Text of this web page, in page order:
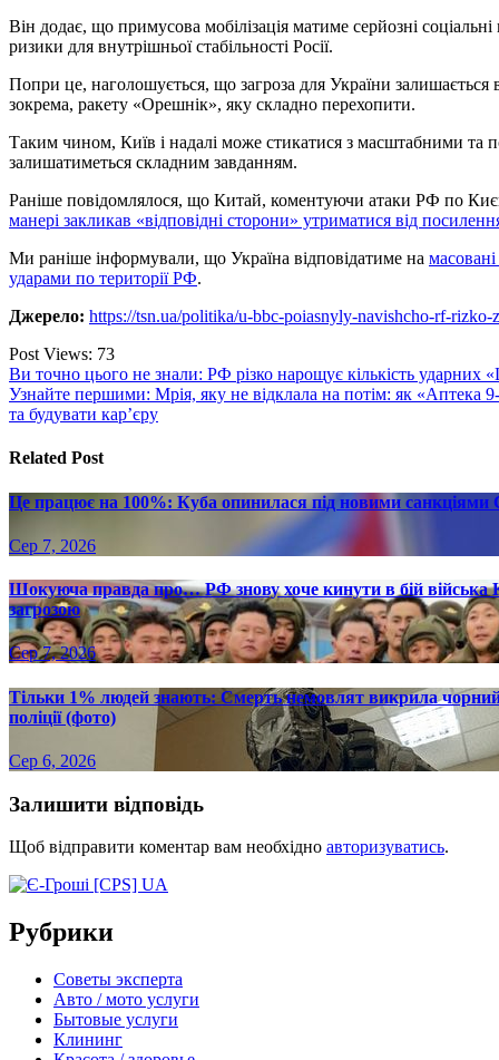
Він додає, що примусова мобілізація матиме серйозні
ризики для внутрішньої стабільності Росії.
Попри це, наголошується, що загроза для України залишається
зокрема, ракету «Орешнік», яку складно перехопити.
Таким чином, Київ і надалі може стикатися з масштабними та
залишатиметься складним завданням.
Раніше повідомлялося, що Китай, коментуючи атаки РФ по
манері закликав «відповідні сторони» утриматися від
Ми раніше інформували, що Україна відповідатиме на
ударами по території РФ.
Джерело: https://tsn.ua/politika/u-bbc-poiasnyly-navishcho-rf-
Post Views: 73
Навігація
записів
Ви точно цього не знали: РФ різко нарощує кількість ударних
Узнайте першими: Мрія, яку не відклала на потім: як «Аптека
та будувати кар’єру
Related Post
Це працює на 100%: Куба опинилася під новими санкціями
Сер 7, 2026
Шокуюча правда про… РФ знову хоче кинути в бій війська
загрозою
Сер 7, 2026
Тільки 1% людей знають: Смерть немовлят викрила чорний
поліції (фото)
Сер 6, 2026
Залишити відповідь
Щоб відправити коментар вам необхідно авторизуватись.
Рубрики
Советы эксперта
Авто / мото услуги
Бытовые услуги
Клининг